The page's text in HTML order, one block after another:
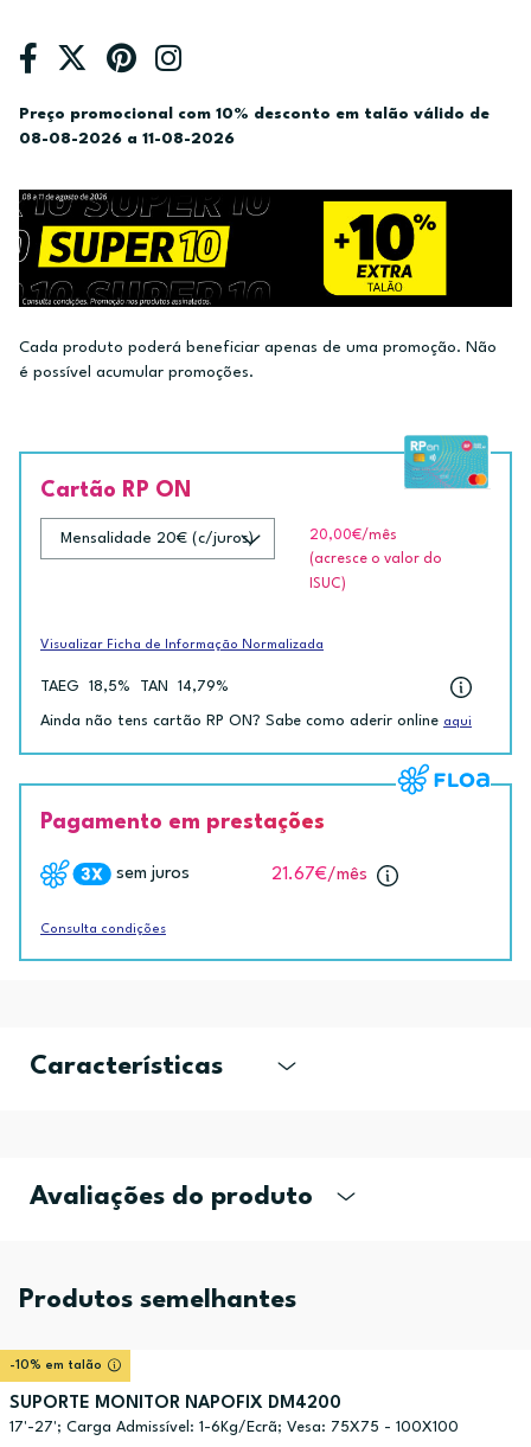
Preço promocional com 10% desconto em talão válido de
08-08-2026 a 11-08-2026
Cada produto poderá beneficiar apenas de uma promoção. Não
é possível acumular promoções.
Cartão RP ON
20,00€/mês
(acresce o valor do
ISUC)
Visualizar Ficha de Informação Normalizada
TAEG 18,5% TAN 14,79%
Ainda não tens cartão RP ON? Sabe como aderir online aqui
Pagamento em prestações
sem juros 21.67€/mês
Consulta condições
Características
Avaliações do produto
Produtos semelhantes
-10% em talão
SUPORTE MONITOR NAPOFIX DM4200
17'-27'; Carga Admissível: 1-6Kg/Ecrã; Vesa: 75X75 - 100X100